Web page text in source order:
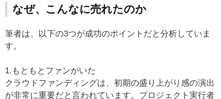
なぜ、こんなに売れたのか
筆者は、以下の3つが成功のポイントだと分析していま
す。
1.もともとファンがいた
クラウドファンディングは、初期の盛り上がり感の演出
が非常に重要だと言われています。プロジェクト実行者